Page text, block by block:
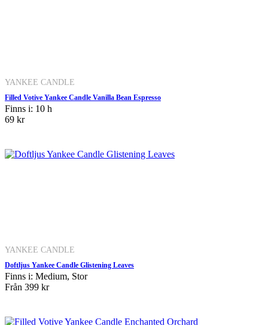
YANKEE CANDLE
Filled Votive Yankee Candle Vanilla Bean Espresso
Finns i: 10 h
69 kr
YANKEE CANDLE
Doftljus Yankee Candle Glistening Leaves
Finns i: Medium, Stor
Från 399 kr